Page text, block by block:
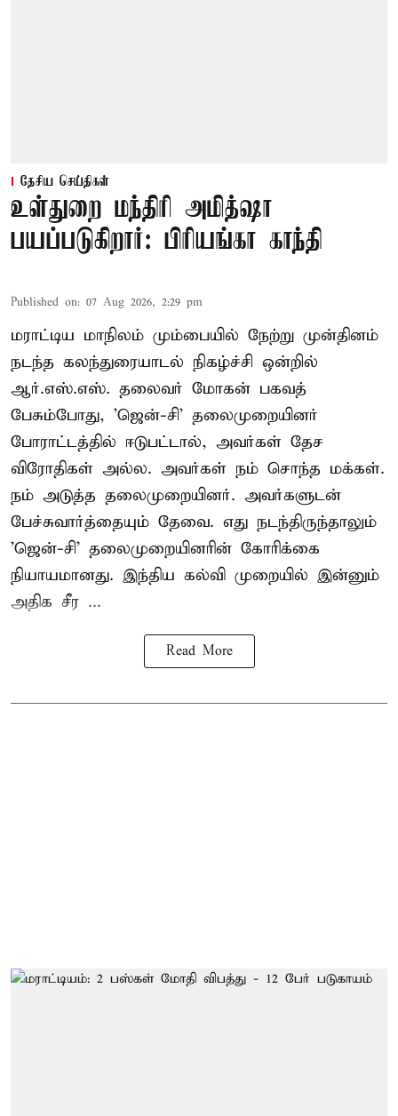
தேசிய செய்திகள்
உள்துறை மந்திரி அமித்ஷா
பயப்படுகிறார்: பிரியங்கா காந்தி
Published on: 07 Aug 2026, 2:29 pm
மராட்டிய மாநிலம் மும்பையில் நேற்று முன்தினம்
நடந்த கலந்துரையாடல் நிகழ்ச்சி ஒன்றில்
ஆர்.எஸ்.எஸ். தலைவர் மோகன் பகவத்
பேசும்போது, 'ஜென்-சி' தலைமுறையினர்
போராட்டத்தில் ஈடுபட்டால், அவர்கள் தேச
விரோதிகள் அல்ல. அவர்கள் நம் சொந்த மக்கள்.
நம் அடுத்த தலைமுறையினர். அவர்களுடன்
பேச்சுவார்த்தையும் தேவை. எது நடந்திருந்தாலும்
'ஜென்-சி' தலைமுறையினரின் கோரிக்கை
நியாயமானது. இந்திய கல்வி முறையில் இன்னும்
அதிக சீர ...
Read More